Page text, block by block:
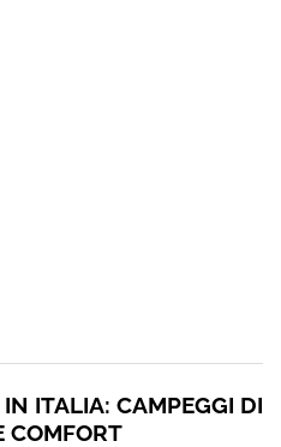
ITALIA: CAMPEGGI DI
COMFORT